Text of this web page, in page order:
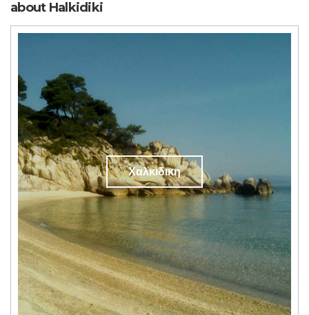
about Halkidiki
Χαλκιδικη